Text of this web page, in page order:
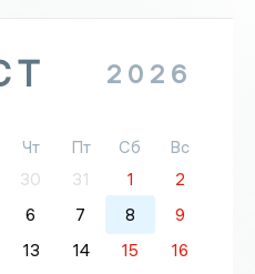
2026
Чт Пт Сб
Вс
30 31 1
2
6 7 8
9
13 14 15
16